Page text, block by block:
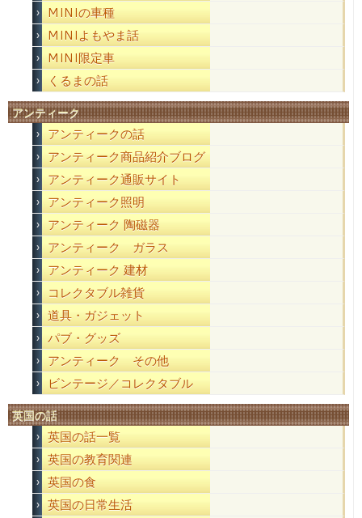
MINIの車種
MINIよもやま話
MINI限定車
くるまの話
アンティーク
アンティークの話
アンティーク商品紹介ブログ
アンティーク通販サイト
アンティーク照明
アンティーク 陶磁器
アンティーク ガラス
アンティーク 建材
コレクタブル雑貨
道具・ガジェット
パブ・グッズ
アンティーク その他
ビンテージ／コレクタブル
英国の話
英国の話一覧
英国の教育関連
英国の食
英国の日常生活